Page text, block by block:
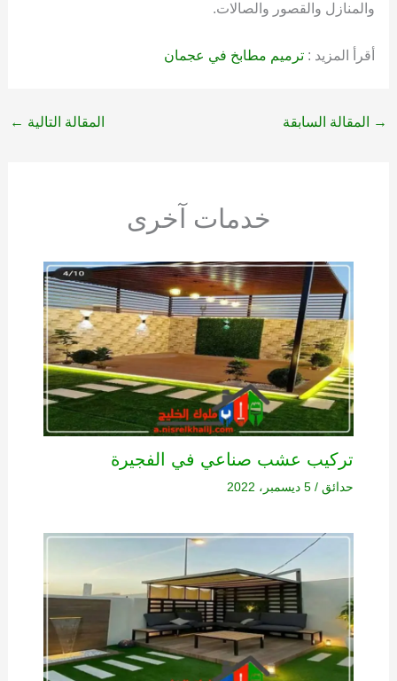
والمنازل والقصور والصالات.
أقرأ المزيد : ترميم مطابخ في عجمان
→ المقالة السابقة المقالة التالية ←
خدمات آخرى
تركيب عشب صناعي في الفجيرة
حدائق / 5 ديسمبر، 2022